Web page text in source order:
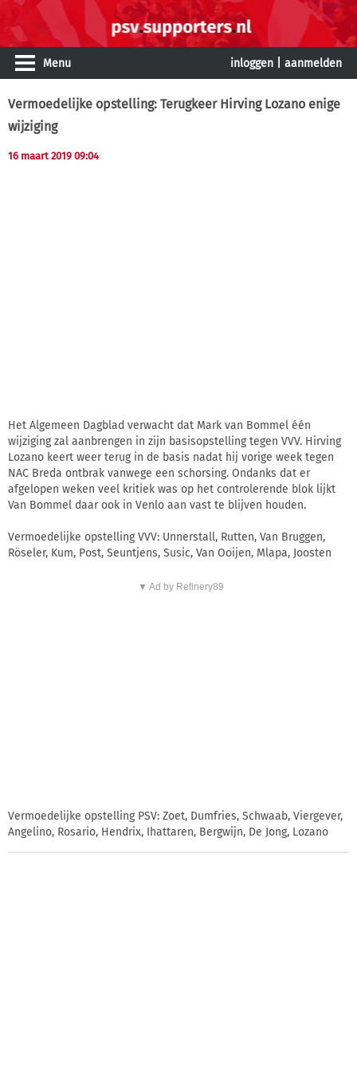
Menu inloggen aanmelden
Vermoedelijke opstelling: Terugkeer Hirving Lozano enige
wijziging
16 maart 2019 09:04
Het Algemeen Dagblad verwacht dat Mark van Bommel één
wijziging zal aanbrengen in zijn basisopstelling tegen VVV. Hirving
Lozano keert weer terug in de basis nadat hij vorige week tegen
NAC Breda ontbrak vanwege een schorsing. Ondanks dat er
afgelopen weken veel kritiek was op het controlerende blok lijkt
Van Bommel daar ook in Venlo aan vast te blijven houden.
Vermoedelijke opstelling VVV: Unnerstall, Rutten, Van Bruggen,
Röseler, Kum, Post, Seuntjens, Susic, Van Ooijen, Mlapa, Joosten
▼ Ad by Refinery89
Vermoedelijke opstelling PSV: Zoet, Dumfries, Schwaab, Viergever,
Angelino, Rosario, Hendrix, Ihattaren, Bergwijn, De Jong, Lozano